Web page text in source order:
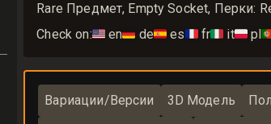
Rare Предмет, Empty Socket, Перки:
Check on:🇺🇸 en🇩🇪 de🇪🇸 es🇫🇷 fr🇮🇹 it🇵🇱 pl
Вариации/Версии 3D Модель